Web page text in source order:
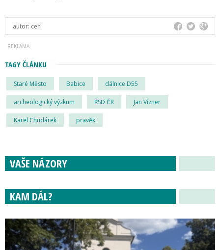
autor: ceh
TAGY ČLÁNKU
Staré Město Babice dálnice D55
archeologický výzkum ŘSD ČR Jan Vízner
Karel Chudárek pravěk
VAŠE NÁZORY
KAM DÁL?